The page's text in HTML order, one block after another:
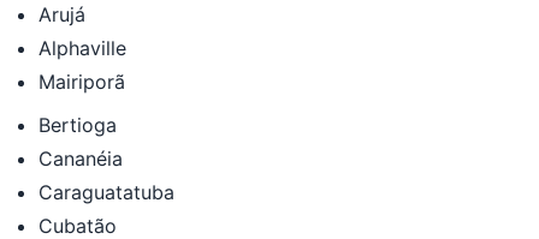
Arujá
Alphaville
Mairiporã
Bertioga
Cananéia
Caraguatatuba
Cubatão